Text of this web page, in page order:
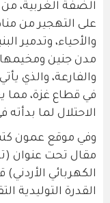
على التهجير من
والأحياء، وتدمير
مدن جنين
والفارعة، والذي
في قطاع غزة،
الاحتلال لما
وفي موقع عمون
مقال تحت عنوان
الكهربائي
القدرة التوليدية